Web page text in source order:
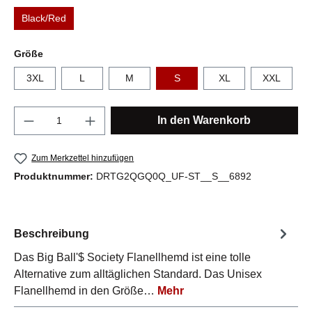
Black/Red
Größeauswählen
3XL L M S XL XXL
Produkt Anzahl: Gib den gewünschten
In den Warenkorb
Zum Merkzettel hinzufügen
Produktnummer: DRTG2QGQ0Q_UF-ST__S__6892
Beschreibung
Das Big Ball'$ Society Flanellhemd ist eine tolle
Alternative zum alltäglichen Standard. Das Unisex
Flanellhemd in den Größe… Mehr